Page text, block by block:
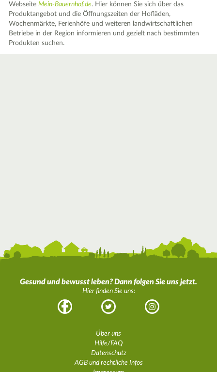
WebseiteMein-Bauernhof.de. Hier können Sie sich über das
Produktangebot und die Öffnungszeiten der Hofläden,
Wochenmärkte, Ferienhöfe und weiteren landwirtschaftlichen
Betriebe in der Region informieren und gezielt nach bestimmten
Produkten suchen.
Gesund und bewusst leben? Dann folgen Sie uns jetzt.
Hier finden Sie uns:
Facebook Twitter Instagram
Über uns
Hilfe/FAQ
Datenschutz
AGB und rechtliche Infos